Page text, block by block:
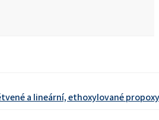
a lineární, ethoxylované